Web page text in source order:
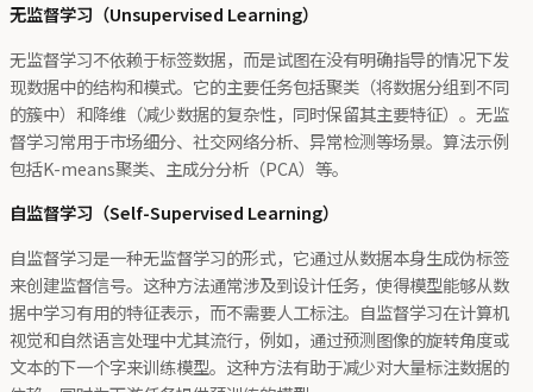
无监督学习（Unsupervised Learning）
无监督学习不依赖于标签数据，而是试图在没有明确指导的情况下发
现数据中的结构和模式。它的主要任务包括聚类（将数据分组到不同
的簇中）和降维（减少数据的复杂性，同时保留其主要特征）。无监
督学习常用于市场细分、社交网络分析、异常检测等场景。算法示例
包括K-means聚类、主成分分析（PCA）等。
自监督学习（Self-Supervised Learning）
自监督学习是一种无监督学习的形式，它通过从数据本身生成伪标签
来创建监督信号。这种方法通常涉及到设计任务，使得模型能够从数
据中学习有用的特征表示，而不需要人工标注。自监督学习在计算机
视觉和自然语言处理中尤其流行，例如，通过预测图像的旋转角度或
文本的下一个字来训练模型。这种方法有助于减少对大量标注数据的